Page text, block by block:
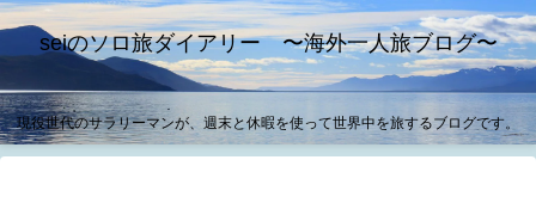
seiのソロ旅ダイアリー 〜海外一人旅ブログ〜
現役世代のサラリーマンが、週末と休暇を使って世界中を旅するブログです。